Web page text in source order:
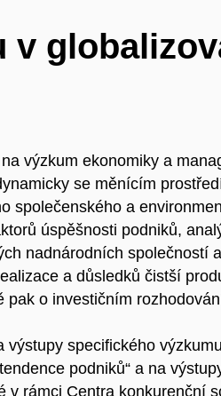
v
výzkum ekonomiky a
se měnícím
společenského a
úspěšnosti podniků,
nadnárodních společností
a důsledků čistší
pak o investičním
výstupy specifického
podniků“ a na
v rámci Centra konkurenční